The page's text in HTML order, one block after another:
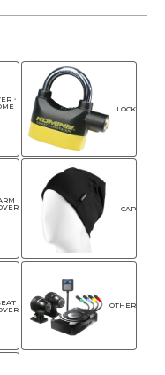
・
LOCK
CAP
OTHER